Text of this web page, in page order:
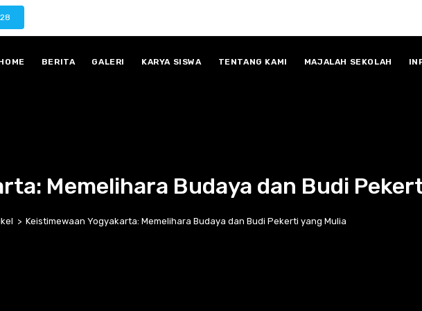
BERITA GALERI KARYA SISWA TENTANG KAMI MAJALAH SEKOLAH
Memelihara Budaya dan Budi
> Keistimewaan Yogyakarta: Memelihara Budaya dan Budi Pekerti yang Mulia